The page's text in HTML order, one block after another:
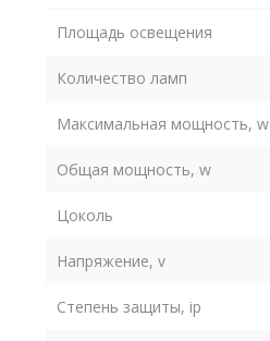
Площадь освещения
Количество ламп
Максимальная мощность, w
Общая мощность, w
Цоколь
Напряжение, v
Степень защиты, ip